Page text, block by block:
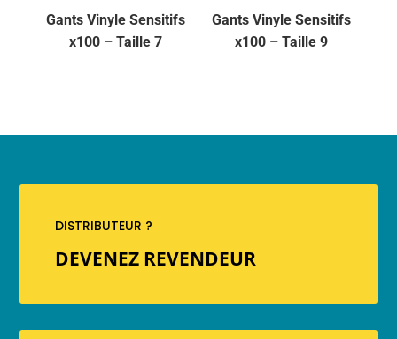
Gants Vinyle Sensitifs
x100 – Taille 7
Gants Vinyle Sensitifs
x100 – Taille 9
DISTRIBUTEUR ?
DEVENEZ REVENDEUR